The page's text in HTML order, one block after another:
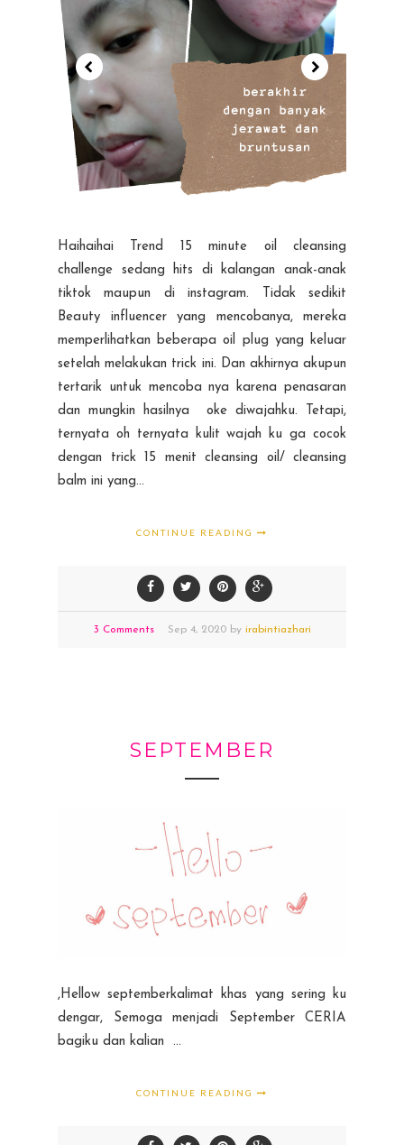
Haihaihai Trend 15 minute oil cleansing
challenge sedang hits di kalangan anak-anak
tiktok maupun di instagram. Tidak sedikit
Beauty influencer yang mencobanya, mereka
memperlihatkan beberapa oil plug yang keluar
setelah melakukan trick ini. Dan akhirnya akupun
tertarik untuk mencoba nya karena penasaran
dan mungkin hasilnya oke diwajahku. Tetapi,
ternyata oh ternyata kulit wajah ku ga cocok
dengan trick 15 menit cleansing oil/ cleansing
balm ini yang...
CONTINUE READING
3 Comments Sep 4,2020 by irabintiazhari
SEPTEMBER
,Hellow septemberkalimat khas yang sering ku
dengar, Semoga menjadi September CERIA
bagiku dan kalian ...
CONTINUE READING